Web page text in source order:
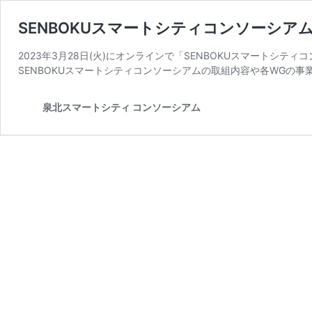
SENBOKUスマートシティコンソーシア
2023年3月28日(火)にオンラインで「SENBOKUスマートシティ
SENBOKUスマートシティコンソーシアムの取組内容や各WGの
泉北スマートシティ コンソーシアム